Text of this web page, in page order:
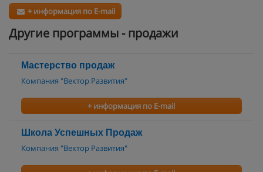
+ информация по E-mail
Другие программы - продажи
Мастерство продаж
Компания "Вектор Развития"
+ информация по E-mail
Школа Успешных Продаж
Компания "Вектор Развития"